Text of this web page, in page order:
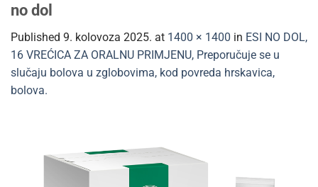
no dol
Published 9. kolovoza 2025. at 1400 × 1400 in ESI NO DOL,
16 VREĆICA ZA ORALNU PRIMJENU, Preporučuje se u
slučaju bolova u zglobovima, kod povreda hrskavica,
bolova.